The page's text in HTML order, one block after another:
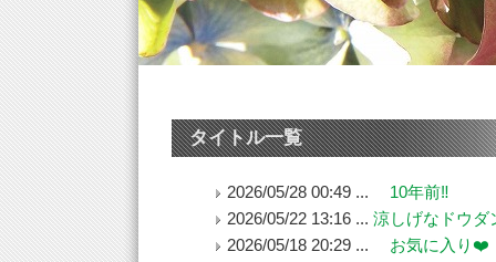
タイトル一覧
2026/05/28 00:49 ...
10年前‼️
2026/05/22 13:16 ... 涼しげなドウダ
2026/05/18 20:29 ...
お気に入り❤️